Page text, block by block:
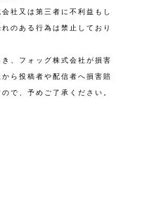
社又は第三者に不利益もし
のある行為は禁止しており
、フォッグ株式会社が損害
ら投稿者や配信者へ損害賠
で、予めご了承ください。